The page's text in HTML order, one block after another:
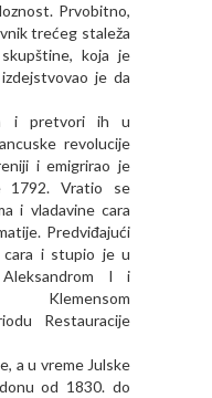
Prvobitno,
trećeg staleža
koja je
je da
i pretvori ih u
revolucije
i emigrirao je
1792. Vratio se
i vladavine cara
Predviđajući
cara i stupio je u
I i
Klemensom
Restauracije
a u vreme Julske
od 1830. do